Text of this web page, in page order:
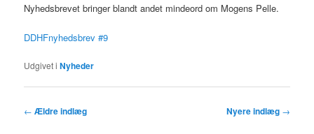
Nyhedsbrevet bringer blandt andet mindeord om Mogens Pelle.
DDHFnyhedsbrev #9
Udgivet i Nyheder
Indlægsnavigation
← Ældre indlæg Nyere indlæg →